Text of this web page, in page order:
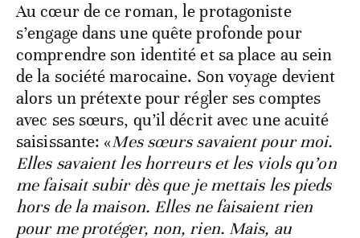
Au cœur de ce roman, le protagoniste
s’engage dans une quête profonde pour
comprendre son identité et sa place au sein
de la société marocaine. Son voyage devient
alors un prétexte pour régler ses comptes
avec ses sœurs, qu’il décrit avec une acuité
saisissante: «Mes sœurs savaient pour moi.
Elles savaient les horreurs et les viols qu’on
me faisait subir dès que je mettais les pieds
hors de la maison. Elles ne faisaient rien
pour me protéger, non, rien. Mais, au